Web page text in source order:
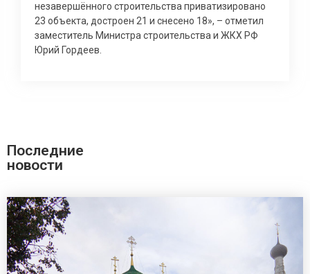
незавершённого строительства приватизировано
23 объекта, достроен 21 и снесено 18», – отметил
заместитель Министра строительства и ЖКХ РФ
Юрий Гордеев.
Последние
новости